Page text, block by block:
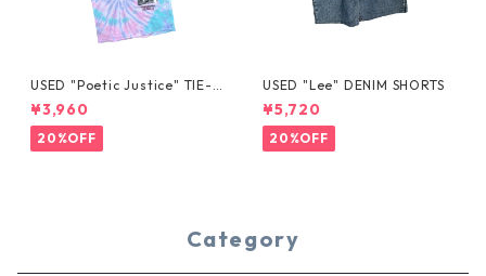
USED "Poetic Justice" TIE-D
YE TEE
¥3,960
20%OFF
USED "Lee" DENIM SHORTS
¥5,720
20%OFF
Category